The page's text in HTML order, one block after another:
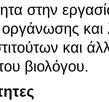
στην
και
και